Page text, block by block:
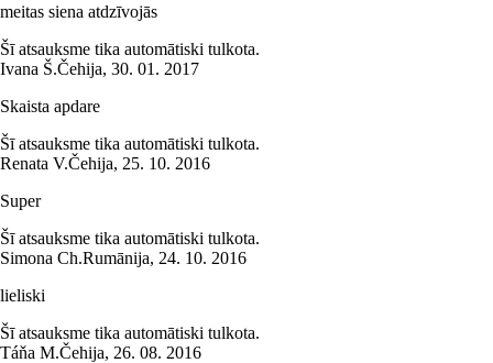
meitas siena atdzīvojās
Šī atsauksme tika automātiski tulkota.
Ivana Š.Čehija, 30. 01. 2017
Skaista apdare
Šī atsauksme tika automātiski tulkota.
Renata V.Čehija, 25. 10. 2016
Super
Šī atsauksme tika automātiski tulkota.
Simona Ch.Rumānija, 24. 10. 2016
lieliski
Šī atsauksme tika automātiski tulkota.
Táňa M.Čehija, 26. 08. 2016